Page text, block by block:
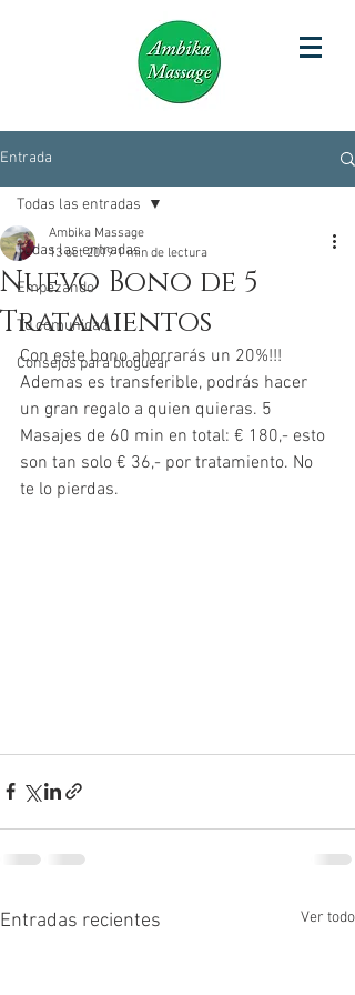
Entrada
Todas las entradas
Empezando
Tu comunidad
Consejos para bloguear
Todas las entradas
Nuevo Bono de 5
Tratamientos
Ambika Massage
13 oct 2019 1 min de lectura
Con este bono ahorrarás un 20%!!!
Ademas es transferible, podrás hacer
un gran regalo a quien quieras. 5
Masajes de 60 min en total: € 180,- esto
son tan solo € 36,- por tratamiento. No
te lo pierdas.
Entradas recientes Ver todo